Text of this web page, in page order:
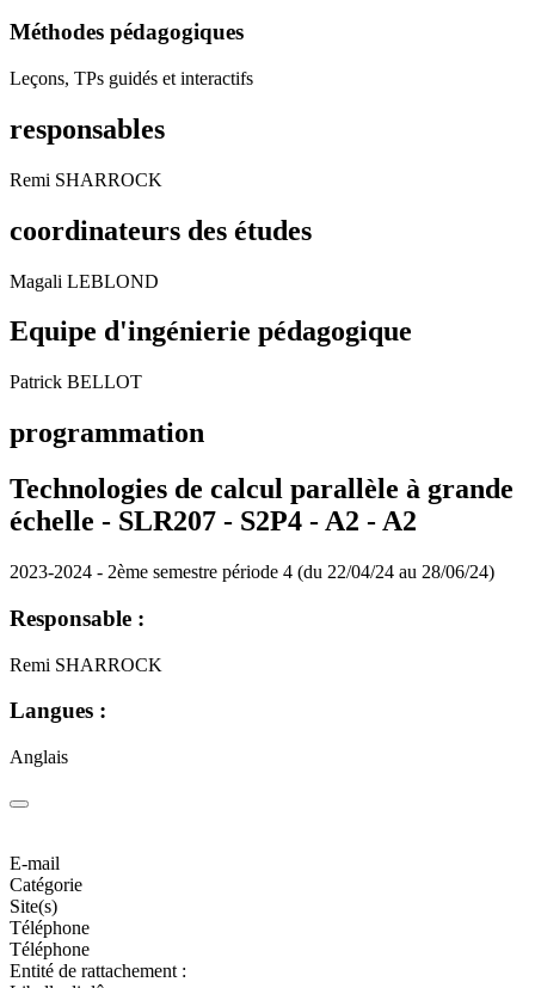
Méthodes pédagogiques
Leçons, TPs guidés et interactifs
responsables
Remi SHARROCK
coordinateurs des études
Magali LEBLOND
Equipe d'ingénierie pédagogique
Patrick BELLOT
programmation
Technologies de calcul parallèle à grande
échelle - SLR207 - S2P4 - A2 - A2
2023-2024 - 2ème semestre période 4 (du 22/04/24 au 28/06/24)
Responsable :
Remi SHARROCK
Langues :
Anglais
E-mail
Catégorie
Site(s)
Téléphone
Téléphone
Entité de rattachement :